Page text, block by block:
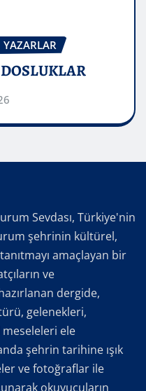
YAZARLAR
Sevdası, Türkiye'nin
şehrinin kültürel,
amaçlayan bir
ve
dergide,
gelenekleri,
meseleleri ele
şehrin tarihine ışık
ve fotoğraflar ile
okuyucuların